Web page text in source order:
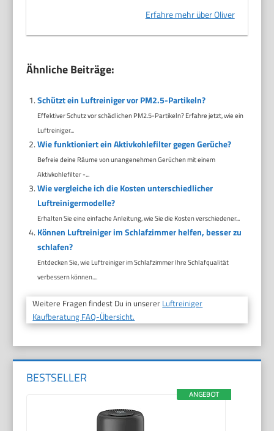
Erfahre mehr über Oliver
Ähnliche Beiträge:
Schützt ein Luftreiniger vor PM2.5-Partikeln?
Effektiver Schutz vor schädlichen PM2.5-Partikeln? Erfahre jetzt, wie ein
Luftreiniger...
Wie funktioniert ein Aktivkohlefilter gegen Gerüche?
Befreie deine Räume von unangenehmen Gerüchen mit einem
Aktivkohlefilter -...
Wie vergleiche ich die Kosten unterschiedlicher
Luftreinigermodelle?
Erhalten Sie eine einfache Anleitung, wie Sie die Kosten verschiedener...
Können Luftreiniger im Schlafzimmer helfen, besser zu
schlafen?
Entdecken Sie, wie Luftreiniger im Schlafzimmer Ihre Schlafqualität
verbessern können....
Weitere Fragen findest Du in unserer Luftreiniger
Kaufberatung FAQ-Übersicht.
BESTSELLER
ANGEBOT